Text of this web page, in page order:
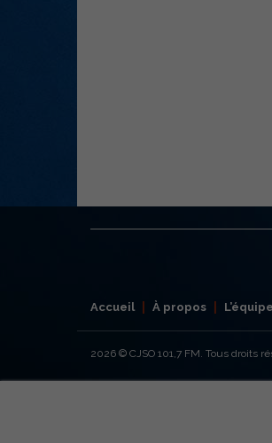
Accueil À propos L’équipe
2026 © CJSO 101,7 FM. Tous droits